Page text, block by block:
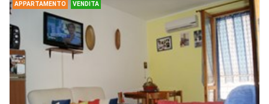
APPARTAMENTO VENDITA